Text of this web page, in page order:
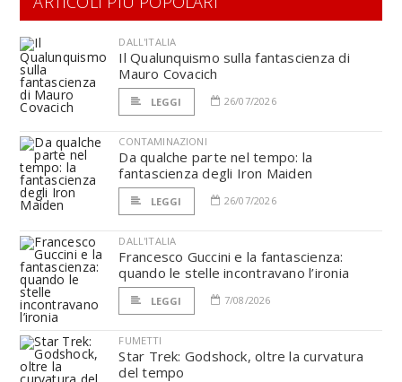
DALL'ITALIA
Il Qualunquismo sulla fantascienza di
Mauro Covacich
LEGGI 26/07/2026
CONTAMINAZIONI
Da qualche parte nel tempo: la
fantascienza degli Iron Maiden
LEGGI 26/07/2026
DALL'ITALIA
Francesco Guccini e la fantascienza:
quando le stelle incontravano l’ironia
LEGGI 7/08/2026
FUMETTI
Star Trek: Godshock, oltre la curvatura
del tempo